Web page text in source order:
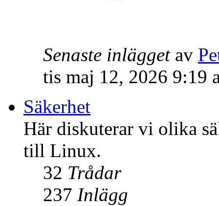
Senaste inläggetav
tis maj 12, 2026 9:19
Säkerhet
Här diskuterar vi olika
till Linux.
32 Trådar
237 Inlägg